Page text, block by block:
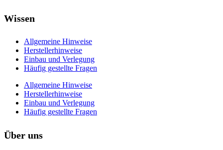
Wissen
Allgemeine Hinweise
Herstellerhinweise
Einbau und Verlegung
Häufig gestellte Fragen
Allgemeine Hinweise
Herstellerhinweise
Einbau und Verlegung
Häufig gestellte Fragen
Über uns